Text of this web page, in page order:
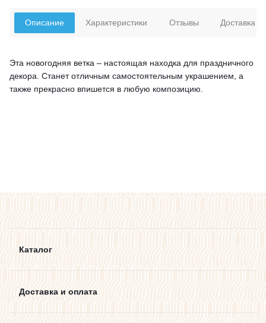
Описание
Эта новогодняя ветка – настоящая находка для праздничного
декора. Станет отличным самостоятельным украшением, а
также прекрасно впишется в любую композицию.
Характеристики Отзывы Доставка
Каталог
Доставка и оплата